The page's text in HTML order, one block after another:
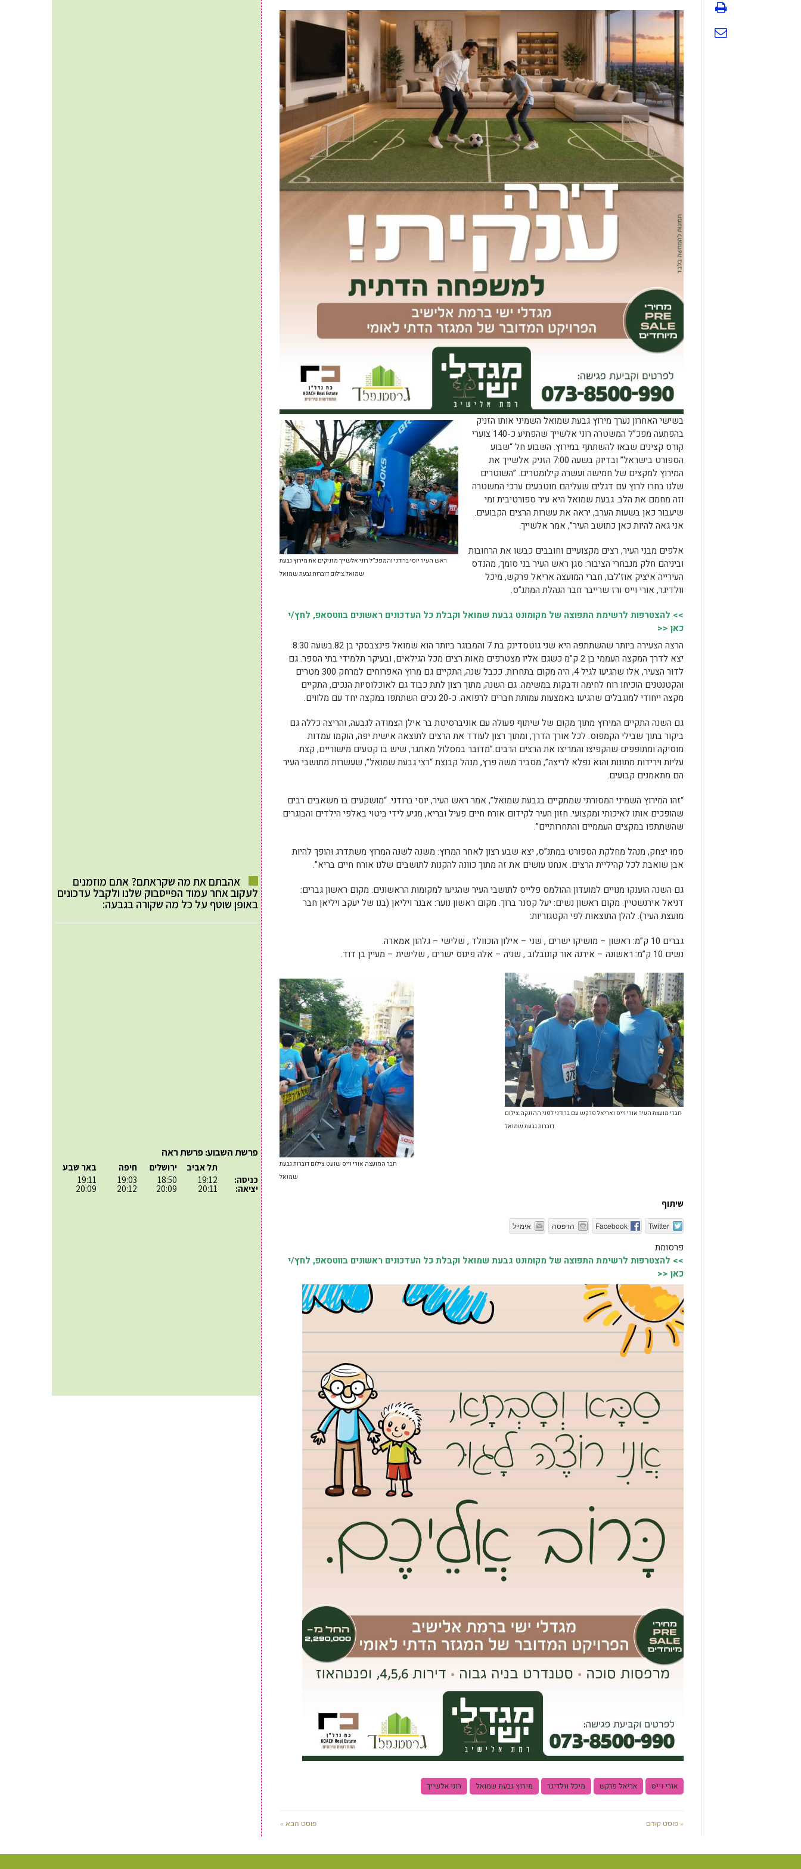
ראש העיר יוסי ברודני והמפכ”ל רוני אלשייך מזניקים את מירוץ גבעת
שמואל.צילום דוברות גבעת שמואל
בשישי האחרון נערך מירוץ גבעת שמואל השמיני אותו הזניק
בהפתעה מפכ”ל המשטרה רוני אלשייך שהפתיע כ-140 צוערי
קורס קצינים שבאו להשתתף במירוץ. השבוע חל “שבוע
הספורט בישראל” ובדיוק בשעה 7:00 הזניק אלשייך את
המירוץ למקצים של חמישה ועשרה קילומטרים. ”השוטרים
שלנו בחרו לרוץ עם דגלים שעליהם מוטבעים ערכי המשטרה
וזה מחמם את הלב. גבעת שמואל היא עיר ספורטיבית ומי
שיעבור כאן בשעות הערב, יראה את עשרות הרצים הקבועים.
אני גאה להיות כאן כתושב העיר”, אמר אלשייך.
אלפים מבני העיר, רצים מקצועיים וחובבים כבשו את הרחובות
וביניהם חלק מנבחרי הציבור: סגן ראש העיר בני סומך, מהנדס
העירייה איציק אוז’לבו, חברי המועצה אריאל פרקש, מיכל
וולדיגר, אורי וייס ורז שרייבר חבר הנהלת המתנ”ס.
>> להצטרפות לרשימת התפוצה של מקומונט גבעת שמואל וקבלת כל העדכונים ראשונים בווטסאפ, לחץ/י
כאן <<
הרצה הצעירה ביותר שהשתתפה היא שני גוטסדינק בת 7 והמבוגר ביותר הוא שמואל פינצבסקי בן 82.בשעה 8:30
יצא לדרך המקצה העממי בן 2 ק”מ כשגם אליו מצטרפים מאות רצים מכל הגילאים, ובעיקר תלמידי בתי הספר. גם
לדור הצעיר, אלו שהגיעו לגיל 4, היה מקום בתחרות. ככבל שנה, התקיים גם מרוץ האפרוחים למרחק 300 מטרים
והקטנטנים הוכיחו רוח לחימה ודבקות במשימה. גם השנה, מתוך רצון לתת כבוד גם לאוכלוסיות הנכים, התקיים
מקצה ייחודי למוגבלים שהגיעו באמצעות עמותת חברים לרפואה. כ-20 נכים השתתפו במקצה יחד עם מלווים.
גם השנה התקיים המירוץ מתוך מקום של שיתוף פעולה עם אוניברסיטת בר אילן הצמודה לגבעה, והריצה כללה גם
ביקור בתוך שבילי הקמפוס. לכל אורך הדרך, ומתוך רצון לעודד את הרצים לתוצאה אישית יפה, הוקמו עמדות
מוסיקה ומתופפים שהקפיצו והמריצו את הרצים הרבים.”מדובר במסלול מאתגר, שיש בו קטעים מישוריים, קצת
עליות וירידות מתונות והוא נפלא לריצה”, מסביר משה פרץ, מנהל קבוצת “רצי גבעת שמואל”, שעשרות מתושבי העיר
הם מתאמנים קבועים.
“זהו המירוץ השמיני המסורתי שמתקיים בגבעת שמואל”, אמר ראש העיר, יוסי ברודני. “מושקעים בו משאבים רבים
שהופכים אותו לאיכותי ומקצועי. חזון העיר לקידום אורח חיים פעיל ובריא, מגיע לידי ביטוי באלפי הילדים והבוגרים
שהשתתפו במקצים העממיים והתחרותיים”.
סמו יצחק, מנהל מחלקת הספורט במתנ”ס, יצא שבע רצון לאחר המרוץ: משנה לשנה המרוץ משתדרג והופך להיות
אבן שואבת לכל קהיליית הרצים. אנחנו עושים את זה מתוך כוונה להקנות לתושבים שלנו אורח חיים בריא”.
גם השנה הוענקו מנויים למועדון ההולמס פלייס לתושבי העיר שהגיעו למקומות הראשונים. מקום ראשון גברים:
דניאל אירנשטיין. מקום ראשון נשים: יעל קסנר ברוך. מקום ראשון נוער: אבנר ויליאן (בנו של יעקב ויליאן חבר
מועצת העיר). להלן התוצאות לפי הקטגוריות:
גברים 10 ק”מ: ראשון – מושיקו ישרים , שני – אילון הוכוולד , שלישי – גלהון אמארה.
נשים 10 ק”מ: ראשונה – אירנה אור קונובלוב , שניה – אלה פינוס ישרים , שלישית – מעיין בן דוד.
חבר המועצה אורי וייס שועט.צילום דוברות גבעת
שמואל
חברי מועצת העיר אורי וייס ואריאל פרקש עם ברודני לפני ההזנקה.צילום
דוברות גבעת שמואל
שיתוף
Twitter
Facebook הדפסה אימייל
פרסומת
>> להצטרפות לרשימת התפוצה של מקומונט גבעת שמואל וקבלת כל העדכונים ראשונים בווטסאפ, לחץ/י
כאן <<
אורי וייס אריאל פרקש מיכל וולדיגר מירוץ גבעת שמואל רוני אלשייך
« פוסט קודם פוסט הבא »
אהבתם את מה שקראתם? אתם מוזמנים
לעקוב אחר עמוד הפייסבוק שלנו ולקבל עדכונים
באופן שוטף על כל מה שקורה בגבעה:
פרשת השבוע: פרשת ראה
כניסה:
יציאה:
תל אביב
19:12
20:11
ירושלים
18:50
20:09
חיפה
19:03
20:12
באר שבע
19:11
20:09